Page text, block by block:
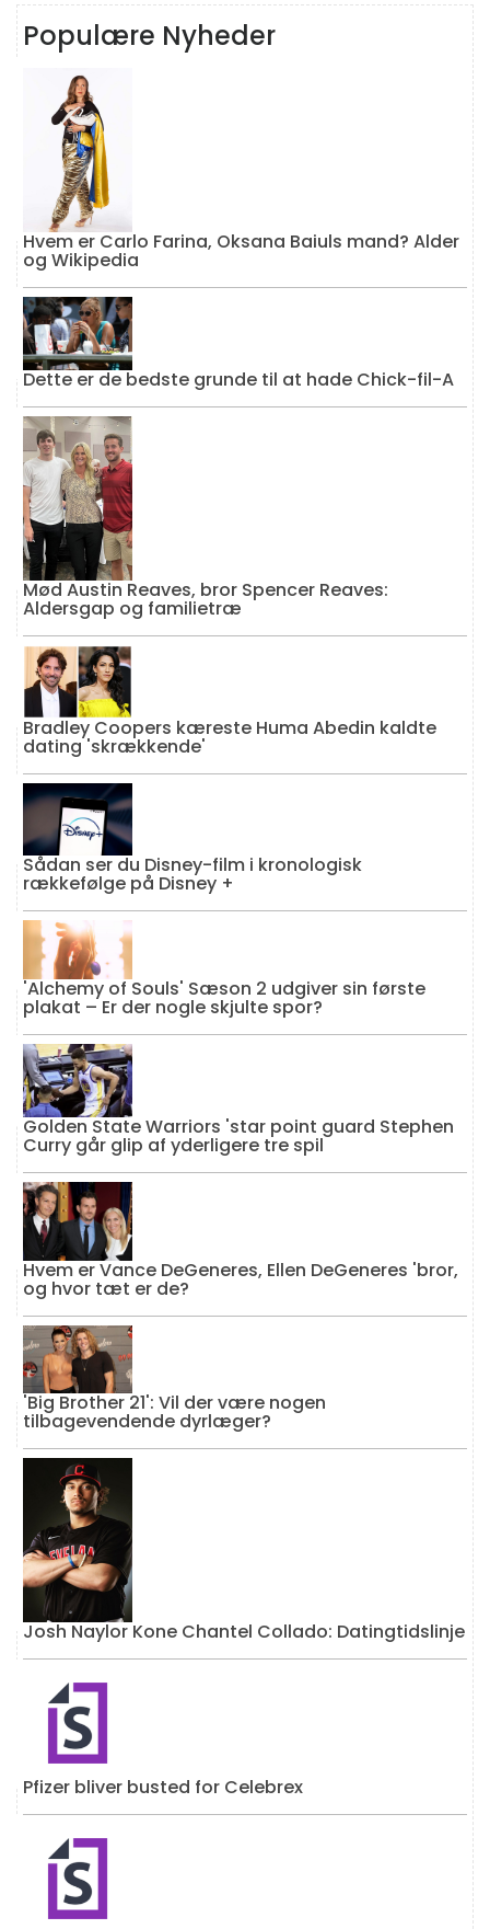
Populære Nyheder
Hvem er Carlo Farina, Oksana Baiuls mand? Alder
og Wikipedia
Dette er de bedste grunde til at hade Chick-fil-A
Mød Austin Reaves, bror Spencer Reaves:
Aldersgap og familietræ
Bradley Coopers kæreste Huma Abedin kaldte
dating 'skrækkende'
Sådan ser du Disney-film i kronologisk
rækkefølge på Disney +
'Alchemy of Souls' Sæson 2 udgiver sin første
plakat – Er der nogle skjulte spor?
Golden State Warriors 'star point guard Stephen
Curry går glip af yderligere tre spil
Hvem er Vance DeGeneres, Ellen DeGeneres 'bror,
og hvor tæt er de?
'Big Brother 21': Vil der være nogen
tilbagevendende dyrlæger?
Josh Naylor Kone Chantel Collado: Datingtidslinje
Pfizer bliver busted for Celebrex